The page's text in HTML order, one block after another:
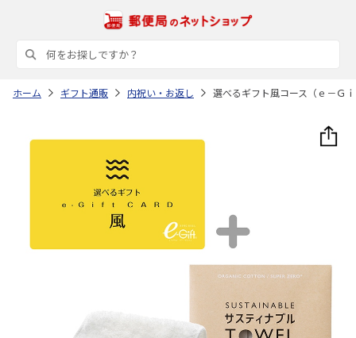
ホーム ギフト通販 内祝い・お返し 選べるギフト風コース（ｅ－Ｇ